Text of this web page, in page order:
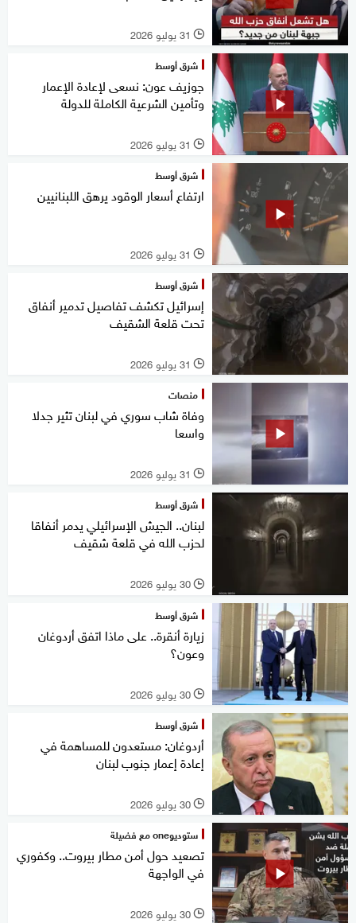
l 31 يوليو 2026
شرق أوسط
جوزيف عون: نسعى لإعادة الإعمار
وتأمين الشرعية الكاملة للدولة
l 31 يوليو 2026
شرق أوسط
ارتفاع أسعار الوقود يرهق اللبنانيين
l 31 يوليو 2026
شرق أوسط
إسرائيل تكشف تفاصيل تدمير أنفاق
تحت قلعة الشقيف
l 31 يوليو 2026
منصات
وفاة شاب سوري في لبنان تثير جدلا
واسعا
l 31 يوليو 2026
شرق أوسط
لبنان.. الجيش الإسرائيلي يدمر أنفاقا
لحزب الله في قلعة شقيف
l 30 يوليو 2026
شرق أوسط
زيارة أنقرة.. على ماذا اتفق أردوغان
وعون؟
l 30 يوليو 2026
شرق أوسط
أردوغان: مستعدون للمساهمة في
إعادة إعمار جنوب لبنان
l 30 يوليو 2026
ستوديوone مع فضيلة
تصعيد حول أمن مطار بيروت.. وكفوري
في الواجهة
l 30 يوليو 2026